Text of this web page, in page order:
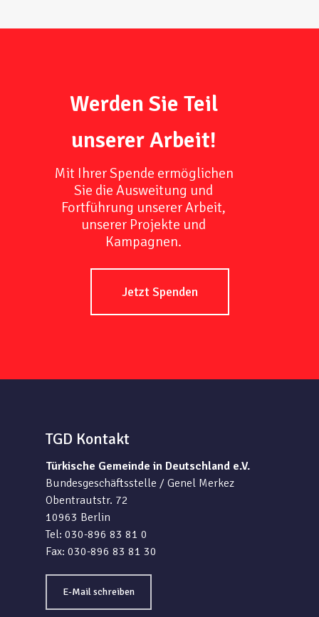
Werden Sie Teil
unserer Arbeit!
Mit Ihrer Spende ermöglichen
Sie die Ausweitung und
Fortführung unserer Arbeit,
unserer Projekte und
Kampagnen.
Jetzt Spenden
TGD Kontakt
Türkische Gemeinde in Deutschland e.V.
Bundesgeschäftsstelle / Genel Merkez
Obentrautstr. 72
10963 Berlin
Tel: 030-896 83 81 0
Fax: 030-896 83 81 30
E-Mail schreiben